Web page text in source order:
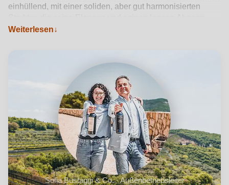
einhüllend, mit einer soliden, aber gut harmonisierten
unterstreicht. Die Cuvée aus Corvina, Rondinella,
Temperatur von 16 bis 18°C ideal zu reichhaltigen
Gerichten wie Wild oder reifem Käse passt. Corte
Figaretto, ein venezianisches Weingut mit Schwerpunkt
auf Nachhaltigkeit, verfeinert seine Identität, indem es
jeden einzelnen Weinberg im Valpantena-Gebiet mit
traditioneller Weinbereitung und tiefem Respekt für den
Boden aufwertet.
Produktdetails anzeigen →
Weiterlesen
Sofia Bustaggi & Co. · Außenbetriebsleiter